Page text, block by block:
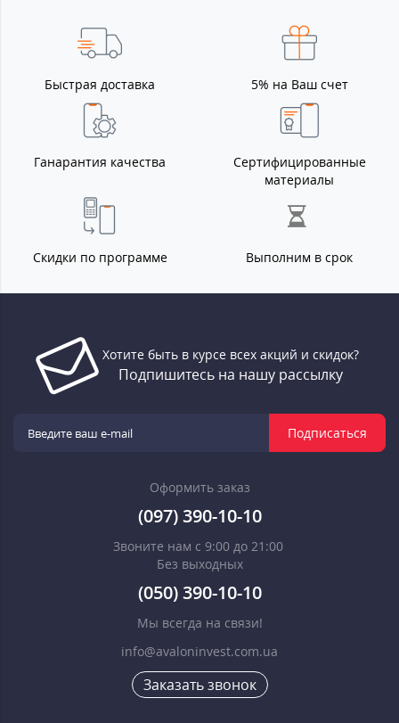
Быстрая доставка 5% на Ваш счет
Ганарантия качества
Сертифицированные
материалы
Скидки по программе Выполним в срок
Хотите быть в курсе всех акций и скидок?
Подпишитесь на нашу рассылку
Подписаться
Оформить заказ
(097) 390-10-10
Звоните нам с 9:00 до 21:00
Без выходных
(050) 390-10-10
Мы всегда на связи!
info@avaloninvest.com.ua
Заказать звонок